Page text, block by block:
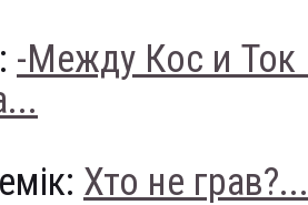
-Между Кос и
Хто не грав?...